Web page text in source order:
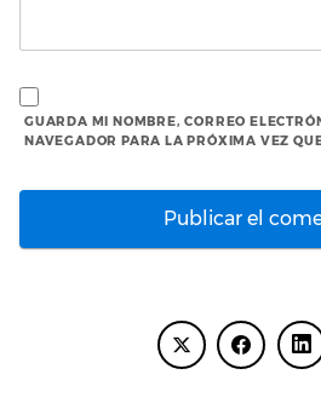
GUARDA MI NOMBRE, CORREO
NAVEGADOR PARA LA PRÓXIMA VEZ